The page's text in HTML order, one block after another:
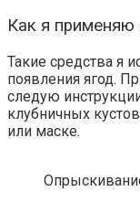
Как я применяю
Такие средства я
появления ягод.
следую
клубничных
или маске.